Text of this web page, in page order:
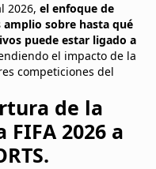
2026, el enfoque de
sobre hasta qué
puede estar ligado a
el impacto de la
competiciones del
de la
2026 a